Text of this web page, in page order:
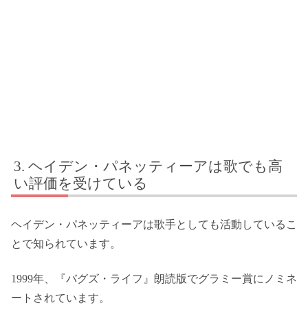
ヘイデン・パネッティーアは歌でも高
い評価を受けている
ヘイデン・パネッティーアは歌手としても活動しているこ
とで知られています。
1999年、『バグズ・ライフ』朗読版でグラミー賞にノミネ
ートされています。